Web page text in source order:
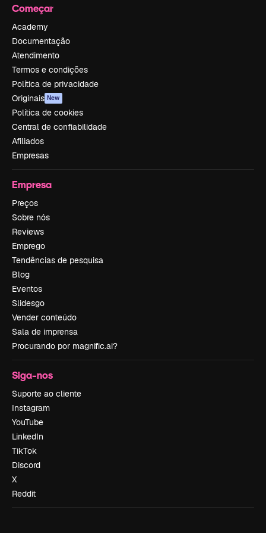
Começar
Academy
Documentação
Atendimento
Termos e condições
Política de privacidade
Originais New
Política de cookies
Central de confiabilidade
Afiliados
Empresas
Empresa
Preços
Sobre nós
Reviews
Emprego
Tendências de pesquisa
Blog
Eventos
Slidesgo
Vender conteúdo
Sala de imprensa
Procurando por magnific.ai?
Siga-nos
Suporte ao cliente
Instagram
YouTube
LinkedIn
TikTok
Discord
X
Reddit